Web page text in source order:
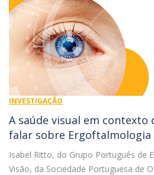
INVESTIGAÇÃO
A saúde visual em contexto
falar sobre Ergoftalmologia
Isabel Ritto, do Grupo Português de
Visão, da Sociedade Portuguesa de